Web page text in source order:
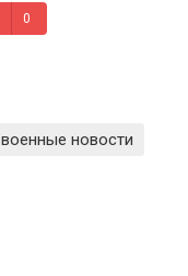
0
военные новости